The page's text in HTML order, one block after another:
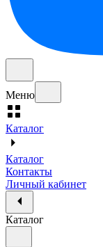
Меню
Каталог
Каталог
Контакты
Личный кабинет
Каталог